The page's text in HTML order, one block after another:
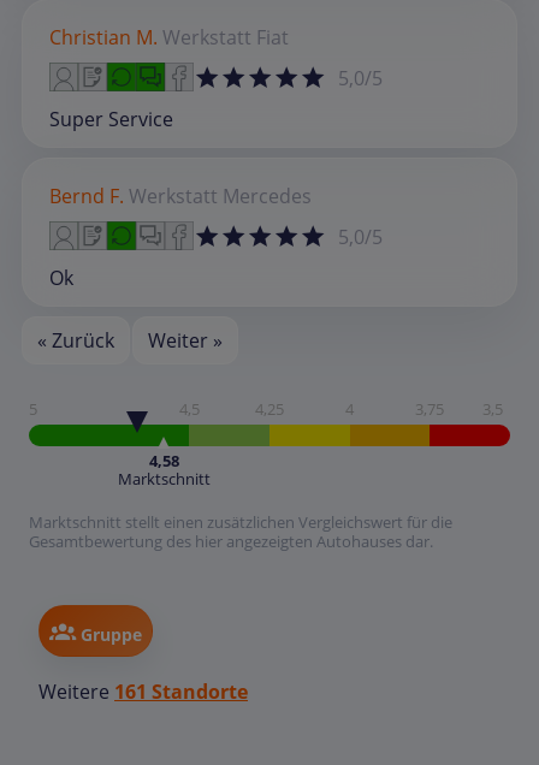
Christian M. Werkstatt Fiat
5,0/5
Super Service
Bernd F. Werkstatt Mercedes
5,0/5
Ok
« Zurück Weiter »
5 4,5 4,25 4 3,75 3,5
4,58
Marktschnitt
Marktschnitt stellt einen zusätzlichen Vergleichswert für die
Gesamtbewertung des hier angezeigten Autohauses dar.
Gruppe
Weitere 161 Standorte